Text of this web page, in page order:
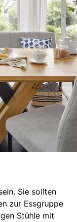
Sie sollten
zur Essgruppe
Stühle mit